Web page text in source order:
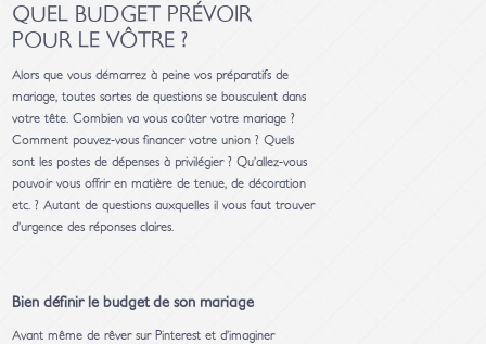
QUEL BUDGET PRÉVOIR
POUR LE VÔTRE ?
Alors que vous démarrez à peine vos préparatifs de
mariage, toutes sortes de questions se bousculent dans
votre tête. Combien va vous coûter votre mariage ?
Comment pouvez-vous financer votre union ? Quels
sont les postes de dépenses à privilégier ? Qu’allez-vous
pouvoir vous offrir en matière de tenue, de décoration
etc. ? Autant de questions auxquelles il vous faut trouver
d’urgence des réponses claires.
Bien définir le budget de son mariage
Avant même de rêver sur Pinterest et d’imaginer